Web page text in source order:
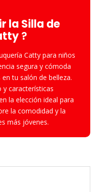
la Silla de
?
Catty para niños
segura y cómoda
tu salón de belleza.
y características
la elección ideal para
la comodidad y la
más jóvenes.